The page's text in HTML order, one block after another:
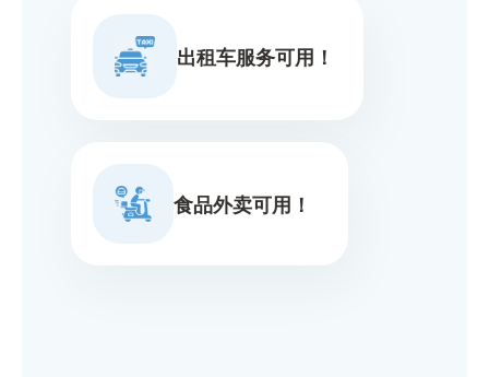
出租车服务可用！
食品外卖可用！